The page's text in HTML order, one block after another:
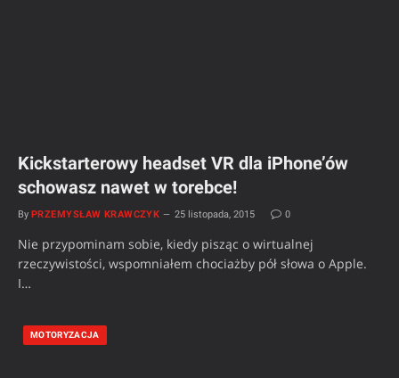
Kickstarterowy headset VR dla iPhone’ów
schowasz nawet w torebce!
By PRZEMYSŁAW KRAWCZYK 25 listopada, 2015 0
Nie przypominam sobie, kiedy pisząc o wirtualnej
rzeczywistości, wspomniałem chociażby pół słowa o Apple.
I…
MOTORYZACJA